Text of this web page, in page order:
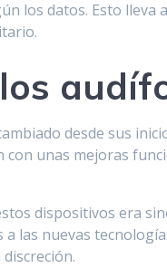
los datos. Esto lleva
desde sus
unas mejoras
dispositivos era
a las nuevas